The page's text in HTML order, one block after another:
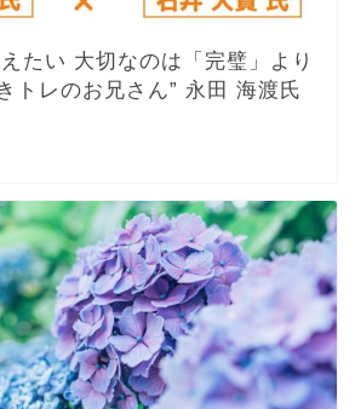
たい 大切なのは「完璧」より
トレのお兄さん” 永田 海渡氏